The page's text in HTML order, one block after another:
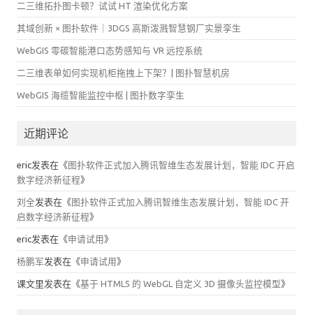
二三维拓扑图卡顿？试试 HT 渲染优化方案
其域创新 × 图扑软件｜3DGS 高斯泼溅智慧钢厂实景孪生
WebGIS 零碳智能港口态势感知与 VR 远控系统
二三维表单如何实现机柜拖拽上下架？| 图扑智慧机房
WebGIS 海缆智能监控中枢 | 图扑数字孪生
近期评论
eric发表在《 图扑软件正式加入腾讯智维生态发展计划，智能 IDC 开启
数字经济新征程》
刘全发表在《 图扑软件正式加入腾讯智维生态发展计划，智能 IDC 开
启数字经济新征程》
eric发表在《申请试用 》
杨鹏军发表在《申请试用 》
课文里发表在《基于 HTML5 的 WebGL 自定义 3D 摄像头监控模型》